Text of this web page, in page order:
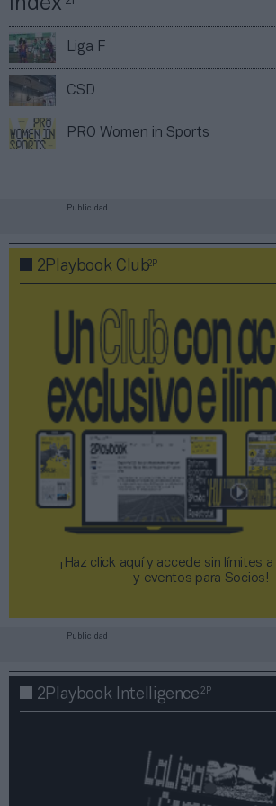
Índex
Liga F
CSD
PRO Women in Sports
Publicidad
2Playbook Club2P
¡Haz click aquí y accede sin límites
y eventos para Socios!​​​​​​​
Publicidad
2Playbook Intelligence2P